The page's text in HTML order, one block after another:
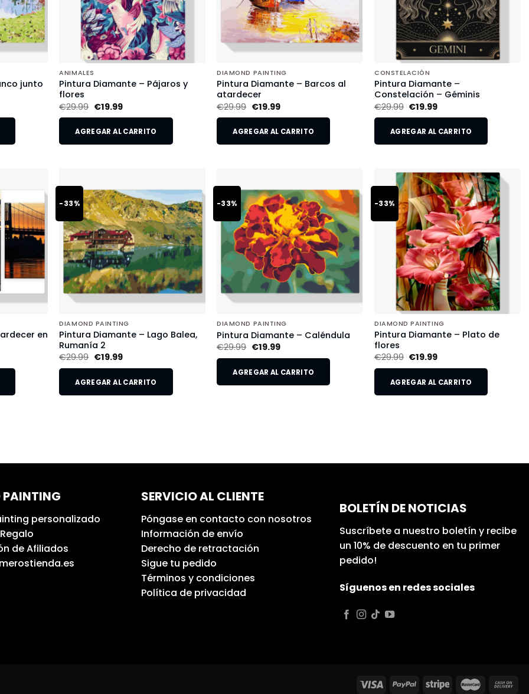
junto
ANIMALES
Pintura Diamante – Pájaros y
flores
€29.99 €19.99
AGREGAR AL CARRITO
DIAMOND PAINTING
Pintura Diamante – Barcos al
atardecer
€29.99 €19.99
AGREGAR AL CARRITO
CONSTELACIÓN
Pintura Diamante –
Constelación – Géminis
€29.99 €19.99
AGREGAR AL CARRITO
en
-33%
DIAMOND PAINTING
Pintura Diamante – Lago Balea,
Rumanía 2
€29.99 €19.99
AGREGAR AL CARRITO
-33%
DIAMOND PAINTING
Pintura Diamante – Caléndula
€29.99 €19.99
AGREGAR AL CARRITO
-33%
DIAMOND PAINTING
Pintura Diamante – Plato de
flores
€29.99 €19.99
AGREGAR AL CARRITO
personalizado
de Afiliados
SERVICIO AL CLIENTE
Póngase en contacto con nosotros
Información de envío
Derecho de retractación
Sigue tu pedido
Términos y condiciones
Política de privacidad
BOLETÍN DE NOTICIAS
Suscríbete a nuestro boletín y recibe
un 10% de descuento en tu primer
pedido!
Síguenos en redes sociales